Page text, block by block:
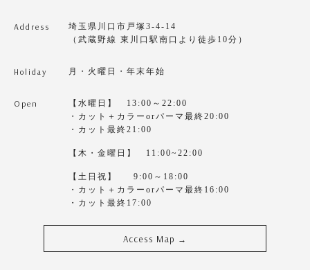
Address
埼玉県川口市戸塚3-4-14
（武蔵野線 東川口駅南口より徒歩10分）
Holiday 月・火曜日・年末年始
Open
【水曜日】 13:00～22:00
・カット＋カラーorパーマ最終20:00
・カット最終21:00
【木・金曜日】 11:00~22:00
【土日祝】 9:00～18:00
・カット＋カラーorパーマ最終16:00
・カット最終17:00
Access Map →